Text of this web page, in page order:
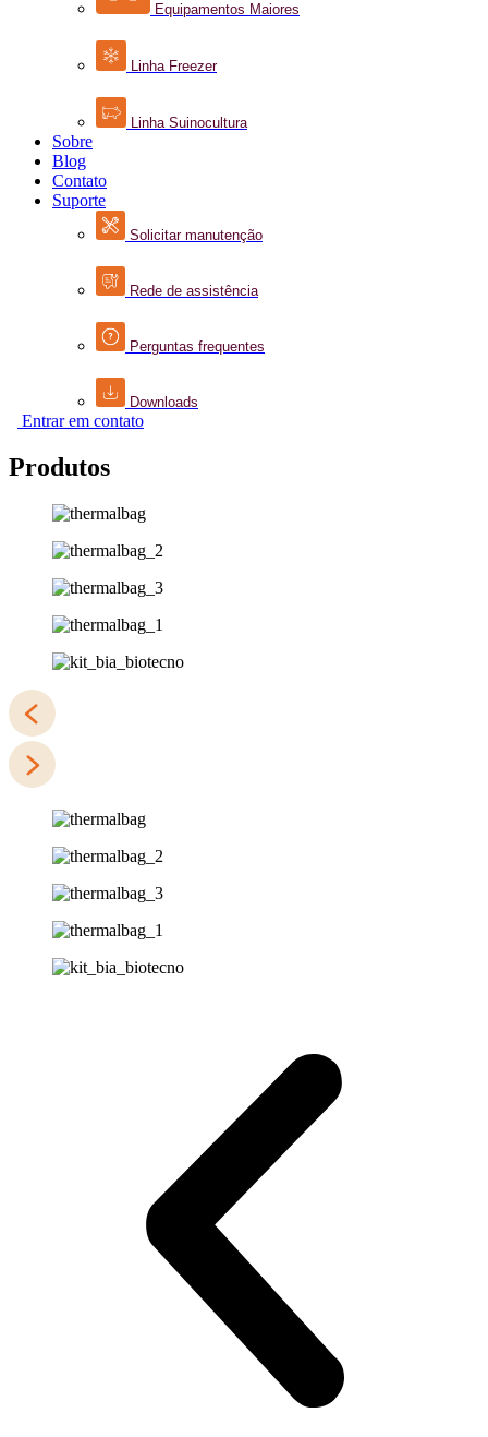
Equipamentos Maiores
Linha Freezer
Linha Suinocultura
Sobre
Blog
Contato
Suporte
Solicitar manutenção
Rede de assistência
Perguntas frequentes
Downloads
Entrar em contato
Produtos